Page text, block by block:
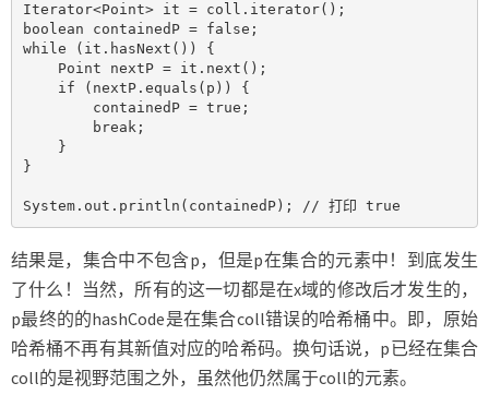
Iterator<Point> it = coll.iterator();
boolean containedP = false;
while (it.hasNext()) {
    Point nextP = it.next();
    if (nextP.equals(p)) {
        containedP = true;
        break;
    }
}
System.out.println(containedP); // 打印 true
结果是，集合中不包含p，但是p在集合的元素中！到底发生
了什么！当然，所有的这一切都是在x域的修改后才发生的，
p最终的的hashCode是在集合coll错误的哈希桶中。即，原始
哈希桶不再有其新值对应的哈希码。换句话说，p已经在集合
coll的是视野范围之外，虽然他仍然属于coll的元素。